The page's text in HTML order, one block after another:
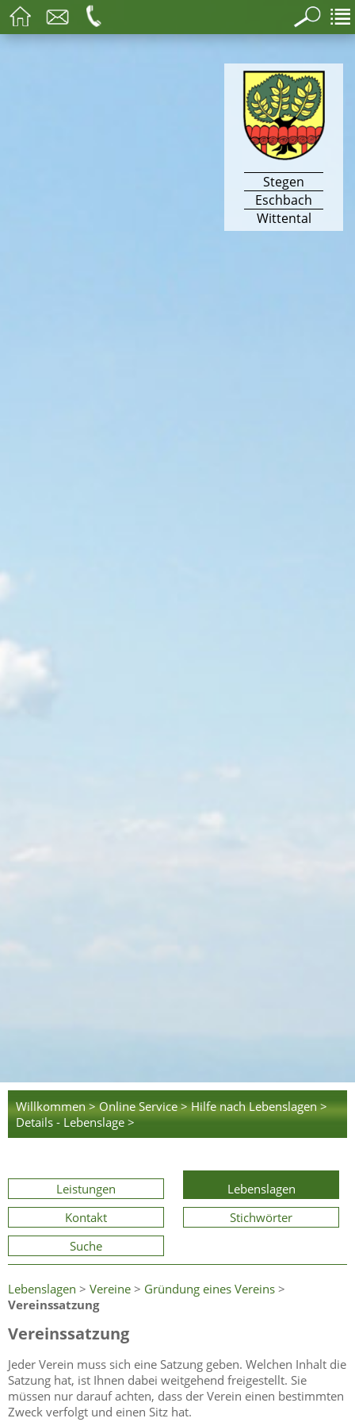
Stegen
Eschbach
Wittental
Willkommen > Online Service > Hilfe nach Lebenslagen >
Details - Lebenslage >
Leistungen
Lebenslagen
Kontakt
Stichwörter
Suche
Lebenslagen > Vereine > Gründung eines Vereins >
Vereinssatzung
Vereinssatzung
Jeder Verein muss sich eine Satzung geben. Welchen Inhalt die
Satzung hat, ist Ihnen dabei weitgehend freigestellt. Sie
müssen nur darauf achten, dass der Verein einen bestimmten
Zweck verfolgt und einen Sitz hat.